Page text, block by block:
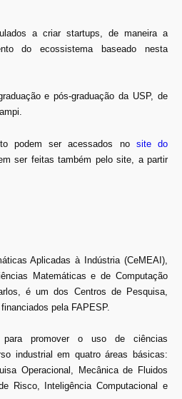
a criar startups, de maneira a
do ecossistema baseado nesta
e pós-graduação da USP, de
podem ser acessados no site do
ser feitas também pelo site, a partir
Aplicadas à Indústria (CeMEAI),
Matemáticas e de Computação
é um dos Centros de Pesquisa,
pela FAPESP.
promover o uso de ciências
industrial em quatro áreas básicas:
Operacional, Mecânica de Fluidos
Risco, Inteligência Computacional e